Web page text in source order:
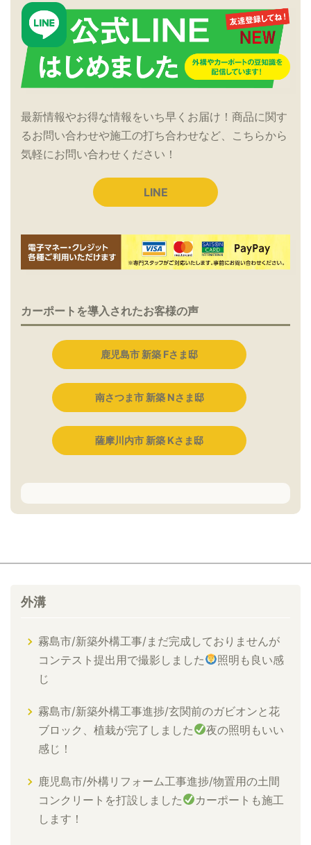
最新情報やお得な情報をいち早くお届け！商品に関す
るお問い合わせや施工の打ち合わせなど、こちらから
気軽にお問い合わせください！
LINE
カーポートを導入されたお客様の声
鹿児島市 新築 Fさま邸
南さつま市 新築 Nさま邸
薩摩川内市 新築 Kさま邸
外溝
霧島市/新築外構工事/まだ完成しておりませんが
コンテスト提出用で撮影しました
照明も良い感
じ
霧島市/新築外構工事進捗/玄関前のガビオンと花
ブロック、植栽が完了しました
夜の照明もいい
感じ！
鹿児島市/外構リフォーム工事進捗/物置用の土間
コンクリートを打設しました
カーポートも施工
します！